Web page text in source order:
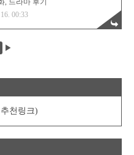
자신을 믿고 응원해주는 가족
보여주는 영화였다. 영화 린 온
Pete, 2018) 후기, 결말, 줄거리
669 린 온 피트
- 2017 제작 - 영국, 어드벤처/
비니, 트래비스 핌멜 찰리 플러
니 듀런드 ..
, 드라마 후기
00:33
▶
천링크)